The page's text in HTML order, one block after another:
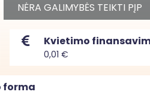
NĖRA GALIMYBĖS TEIKTI PĮP
Kvietimo
0,01 €
forma